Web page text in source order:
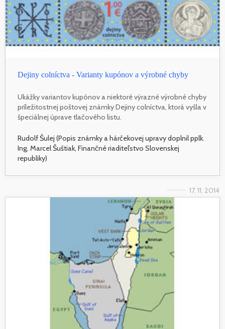
Dejiny colníctva - Varianty kupónov a výrobné chyby
Ukážky variantov kupónov a niektoré výrazné výrobné chyby
príležitostnej poštovej známky Dejiny colníctva, ktorá vyšla v
špeciálnej úprave tlačového listu.
Rudolf Šulej (Popis známky a hárčekovej upravy doplnil pplk.
Ing. Marcel Šuštiak, Finančné riaditeľstvo Slovenskej
republiky)
17. 11. 2014